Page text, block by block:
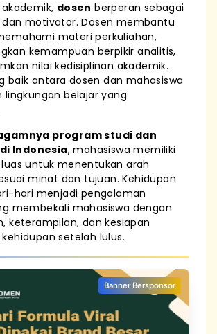
dosen berperan sebagai
motivator. Dosen membantu
materi perkuliahan,
kemampuan berpikir analitis,
nilai kedisiplinan akademik.
baik antara dosen dan mahasiswa
belajar yang
program studi dan
Indonesia, mahasiswa memiliki
untuk menentukan arah
minat dan tujuan. Kehidupan
hari menjadi pengalaman
membekali mahasiswa dengan
keterampilan, dan kesiapan
setelah lulus.
Banner Bersponsor